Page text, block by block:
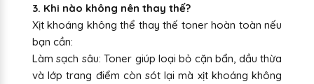
3. Khi nào không nên thay thế?
Xịt khoáng không thể thay thế toner hoàn toàn nếu
bạn cần:
Làm sạch sâu: Toner giúp loại bỏ cặn bẩn, dầu thừa
và lớp trang điểm còn sót lại mà xịt khoáng không